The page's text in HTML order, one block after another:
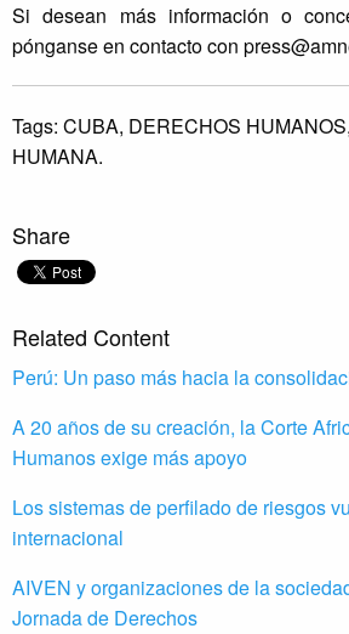
Si desean más información o
pónganse en contacto con
Tags: CUBA, DERECHOS HUMANOS,
HUMANA.
Share
Related Content
Perú: Un paso más hacia la
A 20 años de su creación, la Corte
Humanos exige más apoyo
Los sistemas de perfilado de riesgos
internacional
AIVEN y organizaciones de la
Jornada de Derechos